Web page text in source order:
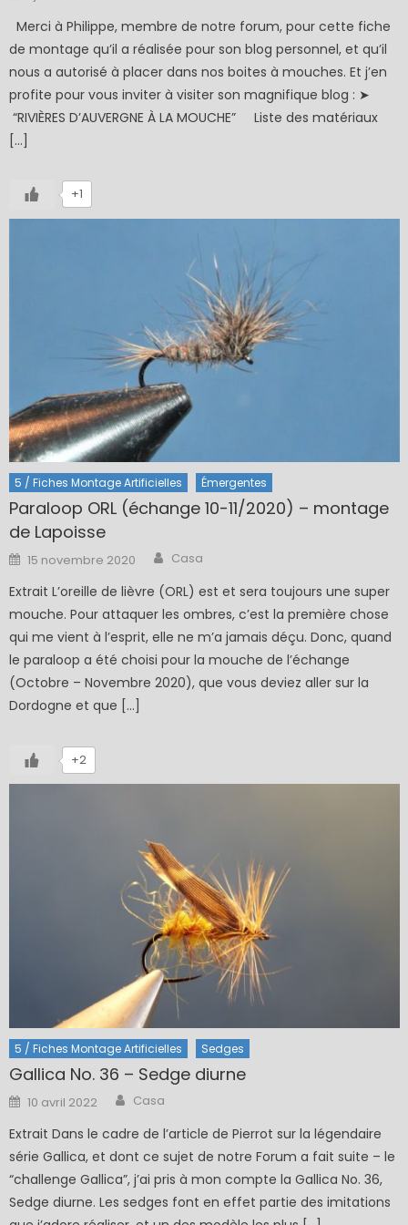
Merci à Philippe, membre de notre forum, pour cette fiche
de montage qu’il a réalisée pour son blog personnel, et qu’il
nous a autorisé à placer dans nos boites à mouches. Et j’en
profite pour vous inviter à visiter son magnifique blog : ➤
“RIVIÈRES D’AUVERGNE À LA MOUCHE” Liste des matériaux
[…]
+1
5 / Fiches Montage Artificielles Émergentes
Paraloop ORL (échange 10-11/2020) – montage
de Lapoisse
Posted
on
15 novembre 2020 Author
Casa
Extrait L’oreille de lièvre (ORL) est et sera toujours une super
mouche. Pour attaquer les ombres, c’est la première chose
qui me vient à l’esprit, elle ne m’a jamais déçu. Donc, quand
le paraloop a été choisi pour la mouche de l’échange
(Octobre – Novembre 2020), que vous deviez aller sur la
Dordogne et que […]
+2
5 / Fiches Montage Artificielles Sedges
Gallica No. 36 – Sedge diurne
Posted
on
10 avril 2022 Author
Casa
Extrait Dans le cadre de l’article de Pierrot sur la légendaire
série Gallica, et dont ce sujet de notre Forum a fait suite – le
“challenge Gallica”, j’ai pris à mon compte la Gallica No. 36,
Sedge diurne. Les sedges font en effet partie des imitations